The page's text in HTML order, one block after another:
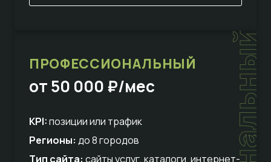
ПРОФЕССИОНАЛЬНЫЙ
от 50 000 ₽/мес
KPI:позиции или трафик
Регионы: до 8 городов
Тип сайта: сайты услуг, каталоги, интернет-